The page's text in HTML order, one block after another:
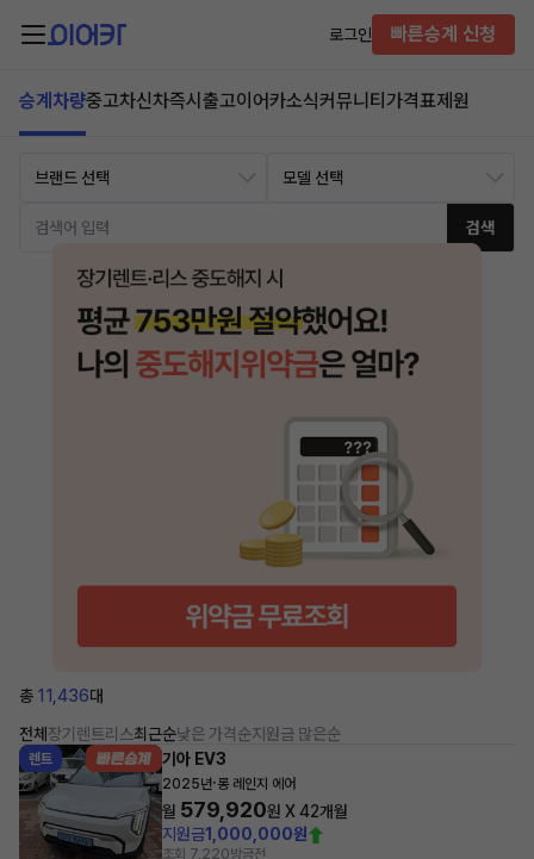
로그인 빠른승계 신청
승계차량중고차신차즉시출고이어카소식커뮤니티 가격표제원
검색
총 11,436대
전체 장기렌트리스최근순낮은 가격순지원금 많은순
렌트 기아 EV3
2025년·롱 레인지 에어
월 579,920원 X42개월
지원금1,000,000원
조회 7,220방금전